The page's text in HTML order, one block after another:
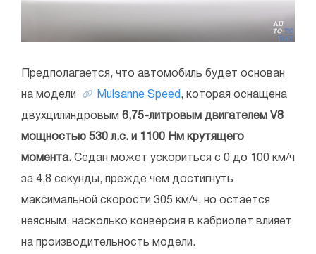
Предполагается, что автомобиль будет основан
на модели Mulsanne Speed , которая оснащена
двухцилиндровым 6,75-литровым двигателем V8
мощностью 530 л.с. и 1100 Нм крутящего
момента. Седан может ускориться с 0 до 100 км/ч
за 4,8 секунды, прежде чем достигнуть
максимальной скорости 305 км/ч, но остается
неясным, насколько конверсия в кабриолет влияет
на производительность модели.